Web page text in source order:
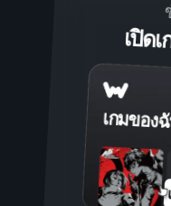
เปิด
เกมของ